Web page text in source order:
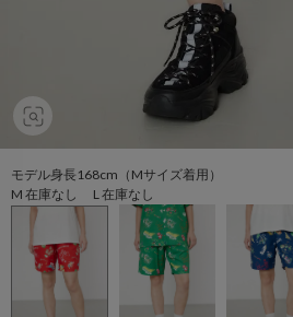
モデル身長168cm（Mサイズ着用）
M 在庫なし L 在庫なし